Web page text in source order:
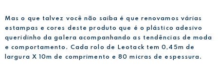
Mas o que talvez você não saiba é que renovamos várias
estampas e cores deste produto que é o plástico adesivo
queridinho da galera acompanhando as tendências de moda
e comportamento. Cada rolo de Leotack tem 0,45m de
largura X 10m de comprimento e 80 micras de espessura.